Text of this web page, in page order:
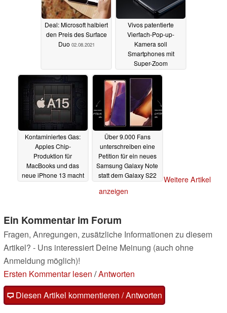
Deal: Microsoft halbiert
den Preis des Surface
Duo 02.08.2021
Vivos patentierte
Vierfach-Pop-up-
Kamera soll
Smartphones mit
Super-Zoom
ermöglichen02.08.2021
Kontaminiertes Gas:
Apples Chip-
Produktion für
MacBooks und das
neue iPhone 13 macht
Über 9.000 Fans
unterschreiben eine
Petition für ein neues
Samsung Galaxy Note
statt dem Galaxy S22
Weitere Artikel
anzeigen
Ein Kommentar im Forum
Fragen, Anregungen, zusätzliche Informationen zu diesem
Artikel? - Uns interessiert Deine Meinung (auch ohne
Anmeldung möglich)!
Ersten Kommentar lesen /Antworten
Diesen Artikel kommentieren / Antworten